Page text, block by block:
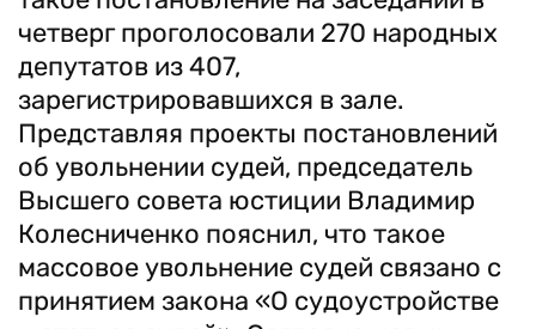
четверг проголосовали 270 народных
депутатов из 407,
зарегистрировавшихся в зале.
Представляя проекты постановлений
об увольнении судей, председатель
Высшего совета юстиции Владимир
Колесниченко пояснил, что такое
массовое увольнение судей связано с
принятием закона «О судоустройстве